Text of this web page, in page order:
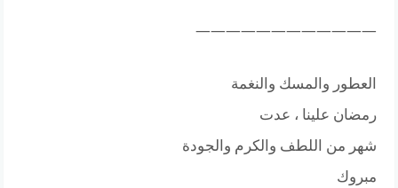
————————————
العطور والمسك والنغمة
رمضان علينا ، عدت
شهر من اللطف والكرم والجودة
مبروك